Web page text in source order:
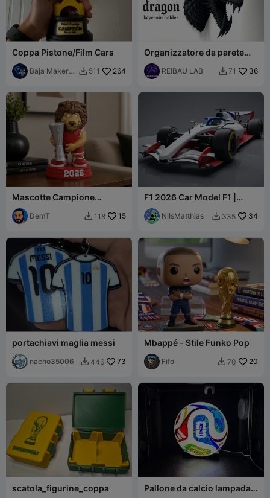
Coppa Pistone/Film Cars
Baja Maker
 511 264
Organizzatore da parete
per portachiavi Drago
OscuroREIBAU LAB  71 36
Mascotte Campione
dell'Eurolega 2026
dell'Olympiacos
DemT  118 15
F1 2026 Car Model F1 |
Formula 1
NilsMatthias  335 34
portachiavi maglia messi
nacho35006  446 73
Mbappé - Stile Funko Pop
Fifo  70 20
scatola_figurine_coppa
Pallone da calcio lampada